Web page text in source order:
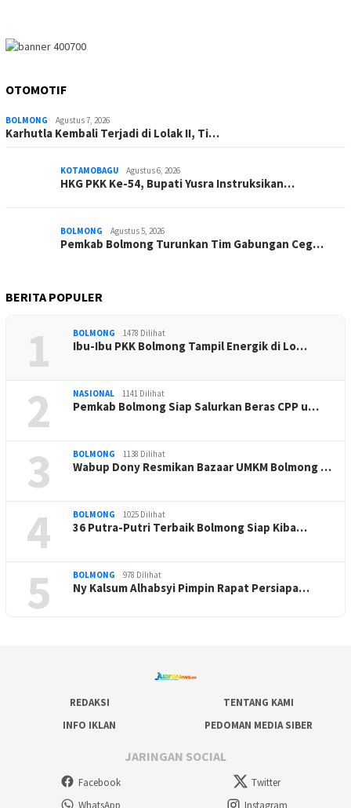
OTOMOTIF
BOLMONG Agustus 7, 2026
Karhutla Kembali Terjadi di Lolak II, Ti…
KOTAMOBAGU Agustus 6, 2026
HKG PKK Ke-54, Bupati Yusra Instruksikan…
BOLMONG Agustus 5, 2026
Pemkab Bolmong Turunkan Tim Gabungan Ceg…
BERITA POPULER
1 BOLMONG 1478 Dilihat
Ibu-Ibu PKK Bolmong Tampil Energik di Lo…
2 NASIONAL 1141 Dilihat
Pemkab Bolmong Siap Salurkan Beras CPP u…
3 BOLMONG 1138 Dilihat
Wabup Dony Resmikan Bazaar UMKM Bolmong …
4 BOLMONG 1025 Dilihat
36 Putra-Putri Terbaik Bolmong Siap Kiba…
5 BOLMONG 978 Dilihat
Ny Kalsum Alhabsyi Pimpin Rapat Persiapa…
REDAKSI
TENTANG KAMI
INFO IKLAN
PEDOMAN MEDIA SIBER
JARINGAN SOCIAL
Facebook
Twitter